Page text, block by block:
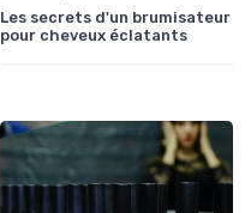
Les secrets d'un brumisateur
pour cheveux éclatants